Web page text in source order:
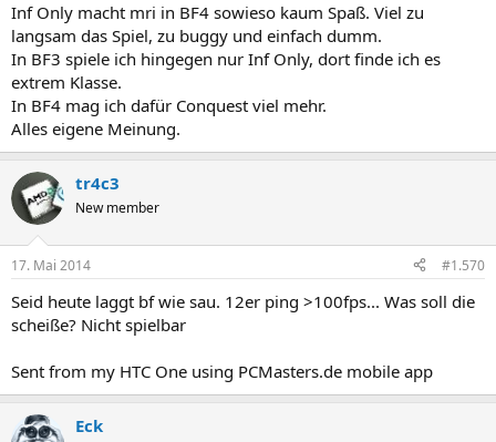
Inf Only macht mri in BF4 sowieso kaum Spaß. Viel zu
langsam das Spiel, zu buggy und einfach dumm.
In BF3 spiele ich hingegen nur Inf Only, dort finde ich es
extrem Klasse.
In BF4 mag ich dafür Conquest viel mehr.
Alles eigene Meinung.
tr4c3
New member
17. Mai 2014 #1.570
Seid heute laggt bf wie sau. 12er ping >100fps... Was soll die
scheiße? Nicht spielbar
Sent from my HTC One using PCMasters.de mobile app
Eck